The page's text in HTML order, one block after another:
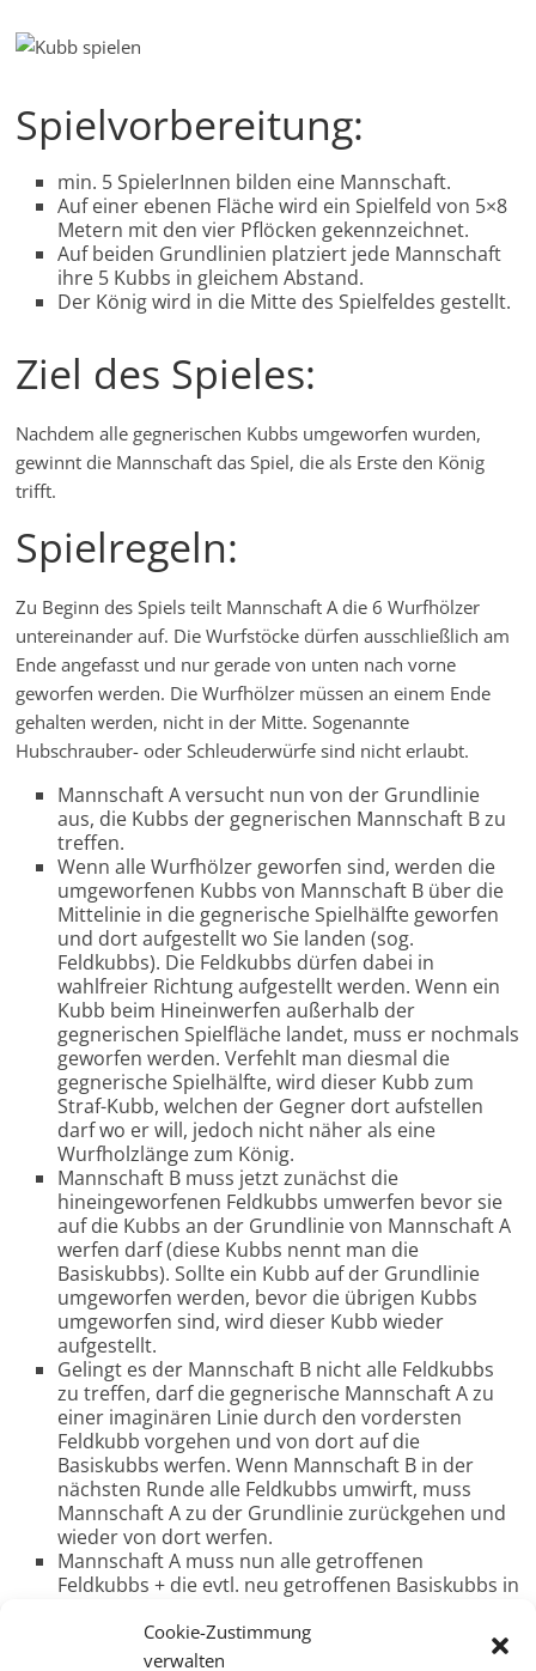
Cookie-Zustimmung
verwalten
Spielvorbereitung:
min. 5 SpielerInnen bilden eine Mannschaft.
Auf einer ebenen Fläche wird ein Spielfeld von 5×8
Metern mit den vier Pflöcken gekennzeichnet.
Auf beiden Grundlinien platziert jede Mannschaft
ihre 5 Kubbs in gleichem Abstand.
Der König wird in die Mitte des Spielfeldes gestellt.
Ziel des Spieles:
Nachdem alle gegnerischen Kubbs umgeworfen wurden,
gewinnt die Mannschaft das Spiel, die als Erste den König
trifft.
Spielregeln:
Zu Beginn des Spiels teilt Mannschaft A die 6 Wurfhölzer
untereinander auf. Die Wurfstöcke dürfen ausschließlich am
Ende angefasst und nur gerade von unten nach vorne
geworfen werden. Die Wurfhölzer müssen an einem Ende
gehalten werden, nicht in der Mitte. Sogenannte
Hubschrauber- oder Schleuderwürfe sind nicht erlaubt.
Mannschaft A versucht nun von der Grundlinie
aus, die Kubbs der gegnerischen Mannschaft B zu
treffen.
Wenn alle Wurfhölzer geworfen sind, werden die
umgeworfenen Kubbs von Mannschaft B über die
Mittelinie in die gegnerische Spielhälfte geworfen
und dort aufgestellt wo Sie landen (sog.
Feldkubbs). Die Feldkubbs dürfen dabei in
wahlfreier Richtung aufgestellt werden. Wenn ein
Kubb beim Hineinwerfen außerhalb der
gegnerischen Spielfläche landet, muss er nochmals
geworfen werden. Verfehlt man diesmal die
gegnerische Spielhälfte, wird dieser Kubb zum
Straf-Kubb, welchen der Gegner dort aufstellen
darf wo er will, jedoch nicht näher als eine
Wurfholzlänge zum König.
Mannschaft B muss jetzt zunächst die
hineingeworfenen Feldkubbs umwerfen bevor sie
auf die Kubbs an der Grundlinie von Mannschaft A
werfen darf (diese Kubbs nennt man die
Basiskubbs). Sollte ein Kubb auf der Grundlinie
umgeworfen werden, bevor die übrigen Kubbs
umgeworfen sind, wird dieser Kubb wieder
aufgestellt.
Gelingt es der Mannschaft B nicht alle Feldkubbs
zu treffen, darf die gegnerische Mannschaft A zu
einer imaginären Linie durch den vordersten
Feldkubb vorgehen und von dort auf die
Basiskubbs werfen. Wenn Mannschaft B in der
nächsten Runde alle Feldkubbs umwirft, muss
Mannschaft A zu der Grundlinie zurückgehen und
wieder von dort werfen.
Mannschaft A muss nun alle getroffenen
Feldkubbs + die evtl. neu getroffenen Basiskubbs in
wie zuvor (Spielvariante bei weniger Zeit oder bei
weniger geübten Kubb-SpielerInnen: Alle einmalig